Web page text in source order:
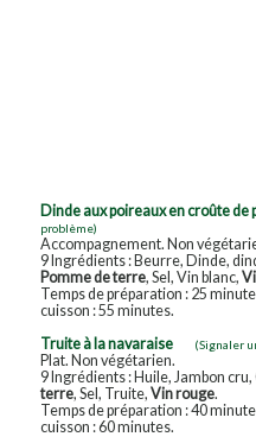
Dinde aux poireaux en croûte de
problème)
Accompagnement. Non
9 Ingrédients : Beurre, Dinde,
Pomme de terre, Sel, Vin blanc,
Temps de préparation : 25
cuisson : 55 minutes.
Truite à la navaraise
(Signaler
Plat. Non végétarien.
9 Ingrédients : Huile, Jambon
terre, Sel, Truite, Vin rouge.
Temps de préparation : 40
cuisson : 60 minutes.